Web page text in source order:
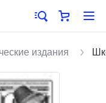
издания